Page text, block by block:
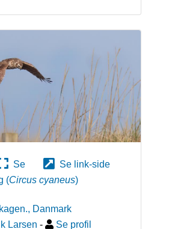
Se
Se link-side
(Circus cyaneus)
, Danmark
Larsen - Se profil